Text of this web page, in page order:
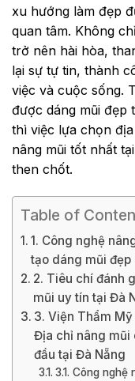
xu hướng làm đẹp
quan tâm. Không
trở nên hài hòa,
lại sự tự tin, thành
việc và cuộc sống.
được dáng mũi đẹp
thì việc lựa chọn
nâng mũi tốt nhất
then chốt.
Table of
1. Công nghệ
tạo dáng mũi
2. Tiêu chí đánh
mũi uy tín tại Đà
3. Viện Thẩm
Địa chỉ nâng mũi
đầu tại Đà Nẵng
3.1. Công nghệ